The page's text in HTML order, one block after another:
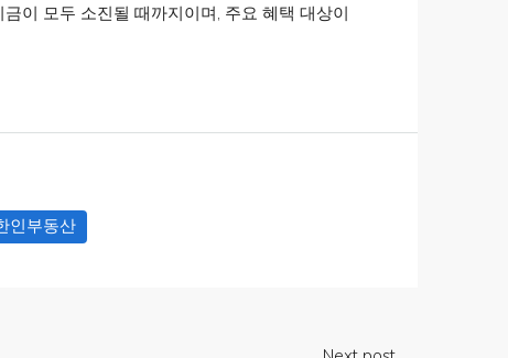
이 모두 소진될 때까지이며, 주요 혜택 대상이
인부동산